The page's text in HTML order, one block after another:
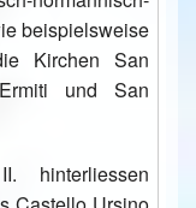
beispielsweise
Kirchen San
und San
hinterliessen